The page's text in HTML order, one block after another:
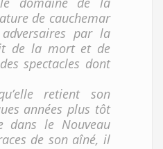
de cauchemar
par la
de la mort et de
spectacles dont
retient son
années plus tôt
dans le Nouveau
de son aîné, il